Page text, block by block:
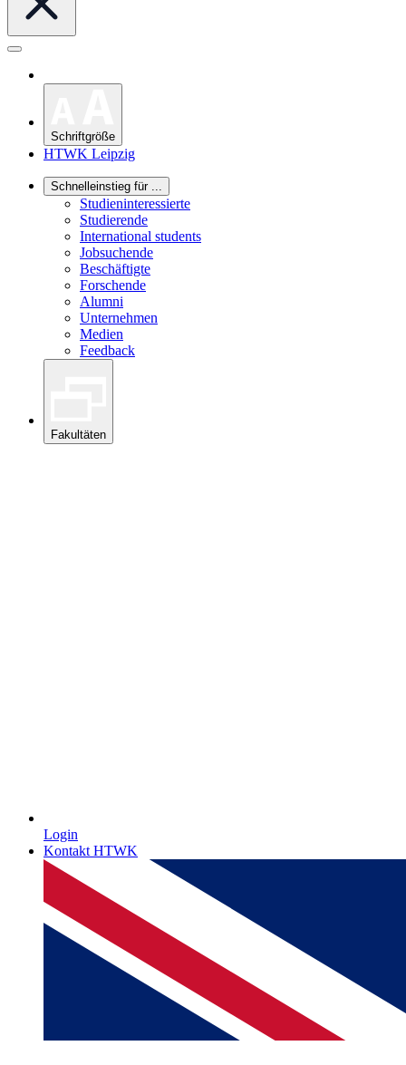
Schriftgröße
HTWK Leipzig
Schnelleinstieg für ...
Studieninteressierte
Studierende
International students
Jobsuchende
Beschäftigte
Forschende
Alumni
Unternehmen
Medien
Feedback
Fakultäten
Login
Kontakt HTWK